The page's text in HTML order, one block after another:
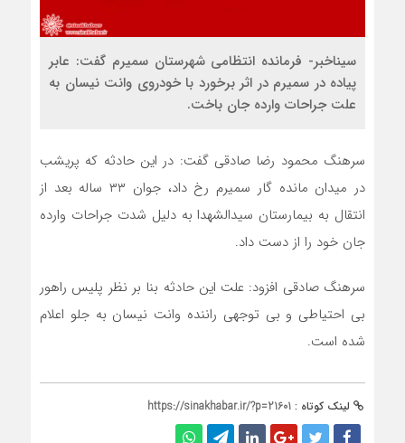
سیناخبر- فرمانده انتظامی شهرستان سمیرم گفت: عابر
پیاده در سمیرم در اثر برخورد با خودروی وانت نیسان به
علت جراحات وارده جان باخت.
سرهنگ محمود رضا صادقی گفت: در این حادثه که پریشب
در میدان مانده گار سمیرم رخ داد، جوان ۳۳ ساله بعد از
انتقال به بیمارستان سیدالشهدا به دلیل شدت جراحات وارده
جان خود را از دست داد.
سرهنگ صادقی افزود: علت این حادثه بنا بر نظر پلیس راهور
بی احتیاطی و بی توجهی راننده وانت نیسان به جلو اعلام
شده است.
لینک کوتاه : https://sinakhabar.ir/?p=21601